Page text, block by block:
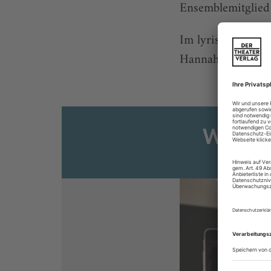
Im lyrischen
Hannah Glawari